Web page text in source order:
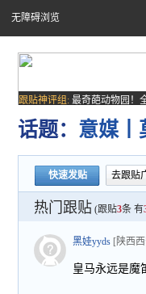
无障碍浏览
跟贴神评组: 最奇葩动物园！
场子
话题： 意媒丨
快速发贴 去跟贴
热门跟贴 (跟贴3条 有
黑娃yyds [陕西
皇马永远是魔